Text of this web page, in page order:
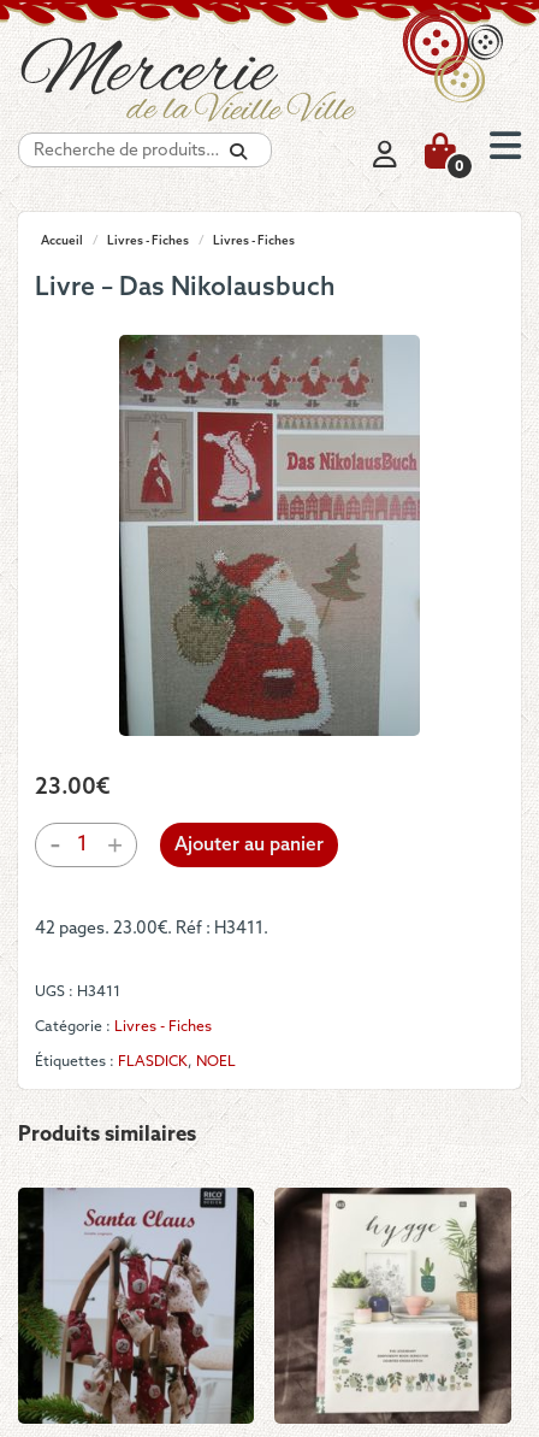
Recherche
0
Accueil / Livres - Fiches / Livres - Fiches
Livre – Das Nikolausbuch
23.00€
-
quantité
de
Das
+ Ajouter au panier
42 pages. 23.00€. Réf : H3411.
UGS : H3411
Catégorie : Livres - Fiches
Étiquettes : FLASDICK, NOEL
Produits similaires